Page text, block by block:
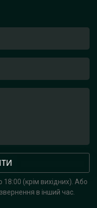
(крім вихідних). Або
в інший час.